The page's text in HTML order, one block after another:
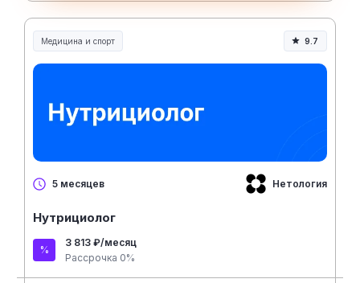
Медицина и спорт
Медицина, спорт и здоровье
9.7
5 месяцев Нетология
Нутрициолог
3 813 ₽/месяц
Рассрочка 0%